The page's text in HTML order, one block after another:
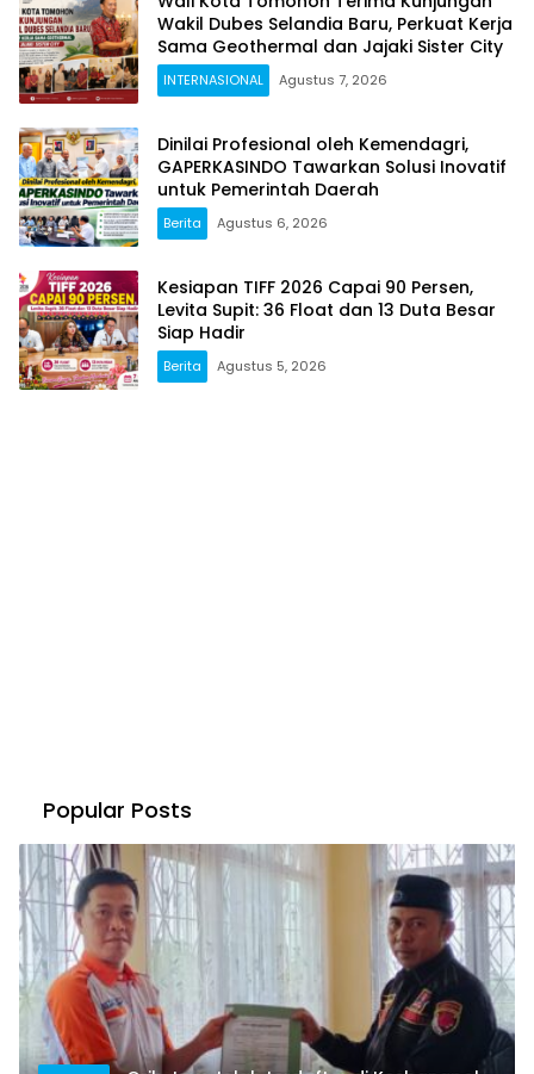
Wakil Dubes Selandia Baru, Perkuat Kerja
Sama Geothermal dan Jajaki Sister City
INTERNASIONAL Agustus 7, 2026
Dinilai Profesional oleh Kemendagri,
GAPERKASINDO Tawarkan Solusi Inovatif
untuk Pemerintah Daerah
Berita Agustus 6, 2026
Kesiapan TIFF 2026 Capai 90 Persen,
Levita Supit: 36 Float dan 13 Duta Besar
Siap Hadir
Berita Agustus 5, 2026
Popular Posts